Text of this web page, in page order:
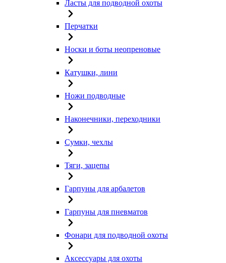
Ласты для подводной охоты
Перчатки
Носки и боты неопреновые
Катушки, лини
Ножи подводные
Наконечники, переходники
Сумки, чехлы
Тяги, зацепы
Гарпуны для арбалетов
Гарпуны для пневматов
Фонари для подводной охоты
Аксессуары для охоты